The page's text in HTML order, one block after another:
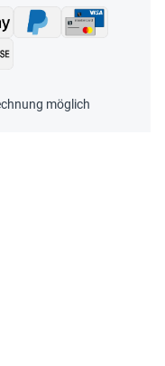
möglich